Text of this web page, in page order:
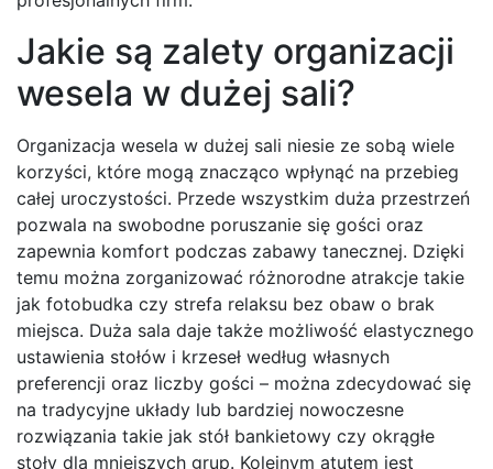
Jakie są zalety organizacji
wesela w dużej sali?
Organizacja wesela w dużej sali niesie ze sobą wiele
korzyści, które mogą znacząco wpłynąć na przebieg
całej uroczystości. Przede wszystkim duża przestrzeń
pozwala na swobodne poruszanie się gości oraz
zapewnia komfort podczas zabawy tanecznej. Dzięki
temu można zorganizować różnorodne atrakcje takie
jak fotobudka czy strefa relaksu bez obaw o brak
miejsca. Duża sala daje także możliwość elastycznego
ustawienia stołów i krzeseł według własnych
preferencji oraz liczby gości – można zdecydować się
na tradycyjne układy lub bardziej nowoczesne
rozwiązania takie jak stół bankietowy czy okrągłe
stoły dla mniejszych grup. Kolejnym atutem jest